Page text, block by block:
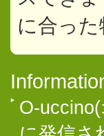
に合っ
O-